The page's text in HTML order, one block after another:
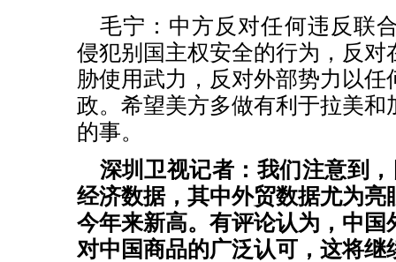
毛宁：中方反对任何违反联
侵犯别国主权安全的行为，反对
胁使用武力，反对外部势力以
政。希望美方多做有利于拉美和
的事。
深圳卫视记者：我们注意到
经济数据，其中外贸数据尤为亮
今年来新高。有评论认为，中国
对中国商品的广泛认可，这将继